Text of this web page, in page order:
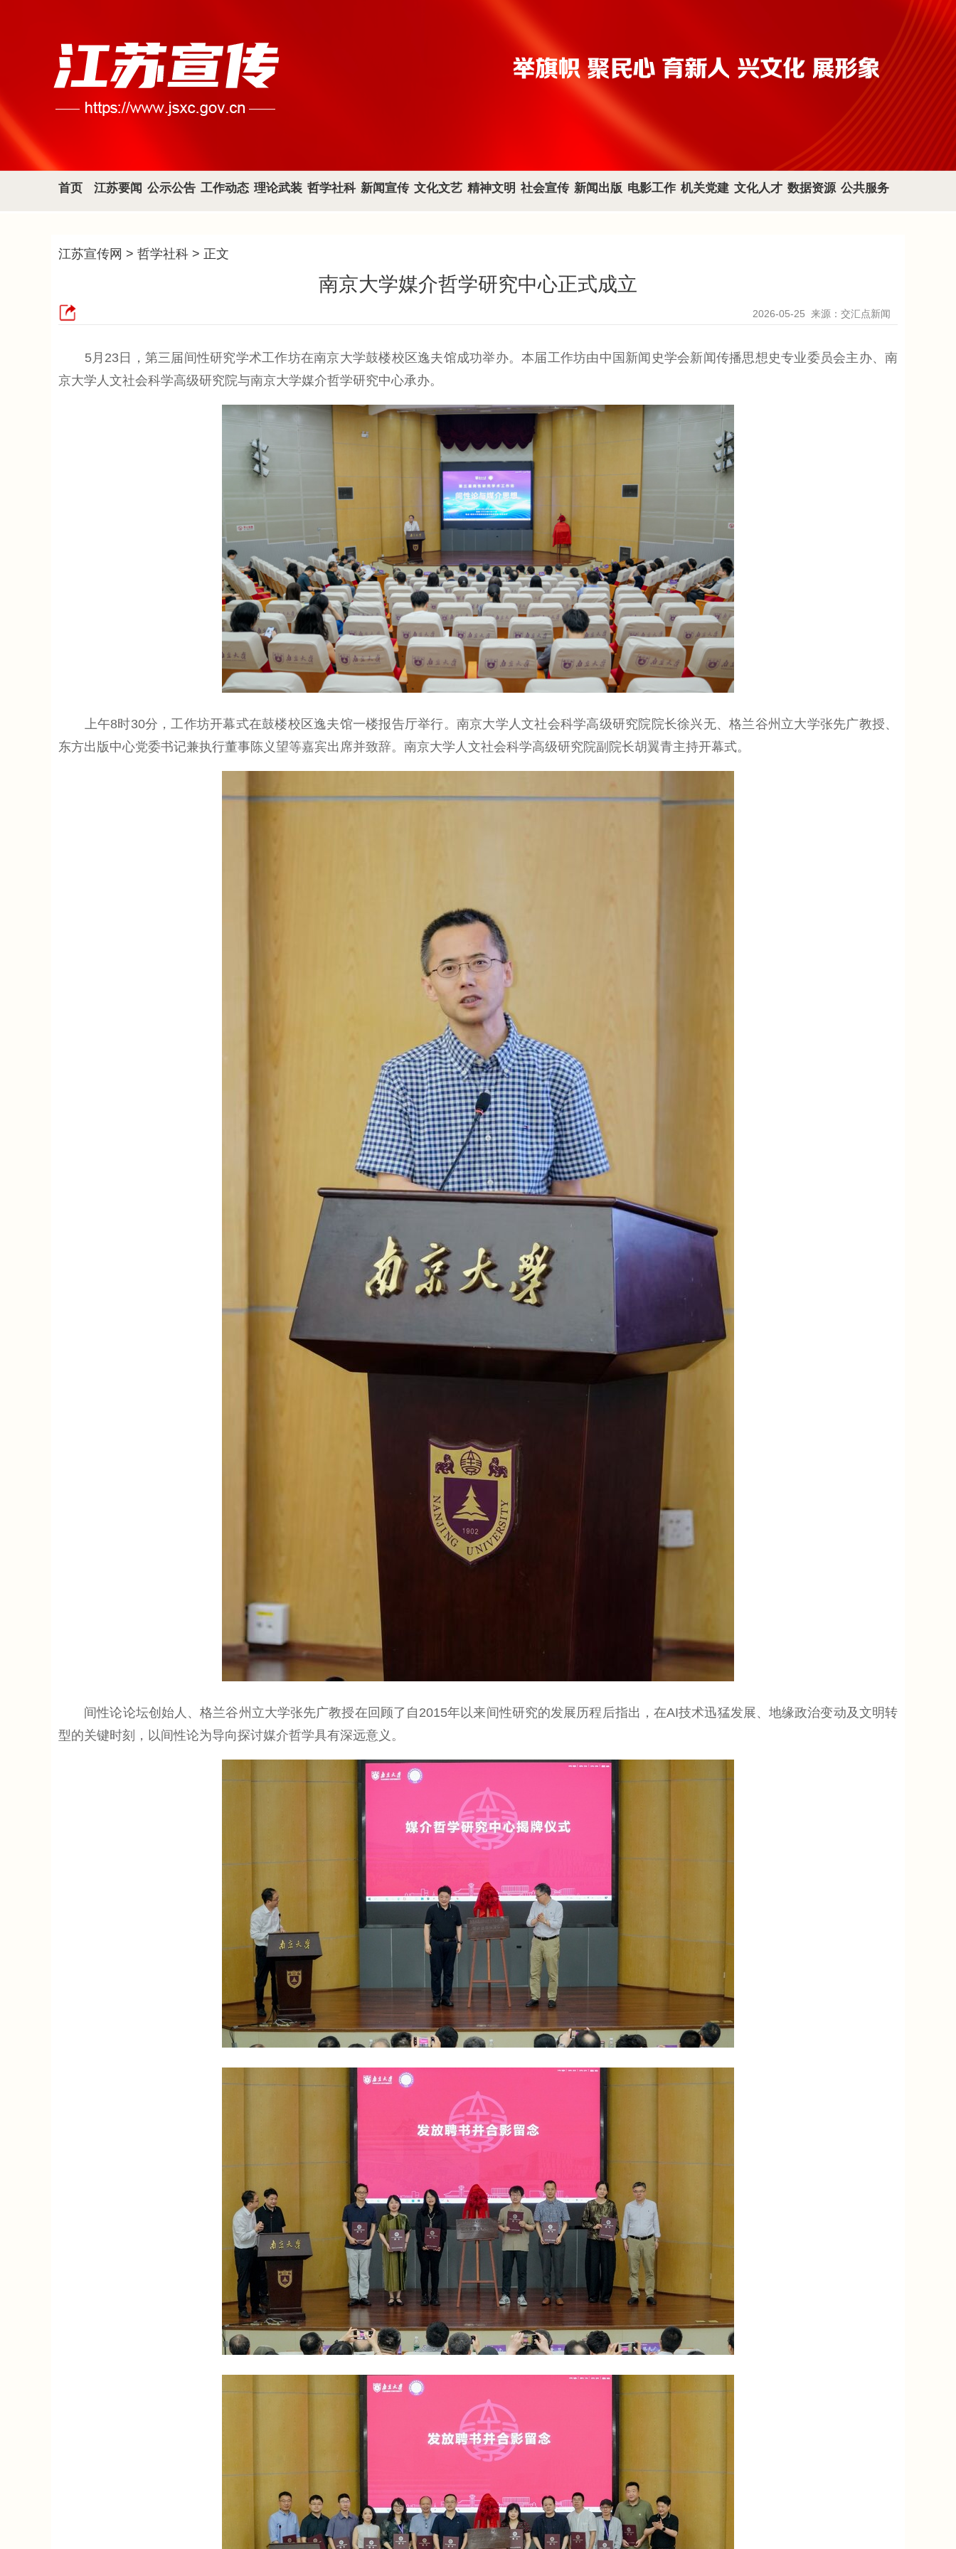
首页 江苏要闻 公示公告 工作动态 理论武装 哲学社科 新闻宣传 文化文艺 精神文明 社会宣传 新闻出版 电影工作 机关党建 文化人才 数据资源 公共服务
江苏宣传网 > 哲学社科 > 正文
南京大学媒介哲学研究中心正式成立
2026-05-25 来源：交汇点新闻
5月23日，第三届间性研究学术工作坊在南京大学鼓楼校区逸夫馆成功举办。本届工作坊由中国新闻史学会新闻传播思想史专业委员会主办、南
京大学人文社会科学高级研究院与南京大学媒介哲学研究中心承办。
上午8时30分，工作坊开幕式在鼓楼校区逸夫馆一楼报告厅举行。南京大学人文社会科学高级研究院院长徐兴无、格兰谷州立大学张先广教授、
东方出版中心党委书记兼执行董事陈义望等嘉宾出席并致辞。南京大学人文社会科学高级研究院副院长胡翼青主持开幕式。
间性论论坛创始人、格兰谷州立大学张先广教授在回顾了自2015年以来间性研究的发展历程后指出，在AI技术迅猛发展、地缘政治变动及文明转
型的关键时刻，以间性论为导向探讨媒介哲学具有深远意义。